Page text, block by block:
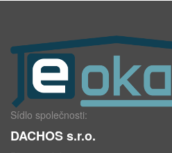
Sídlo společnosti:
DACHOS s.r.o.